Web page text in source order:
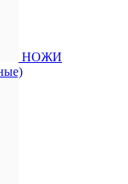
НОЖИ